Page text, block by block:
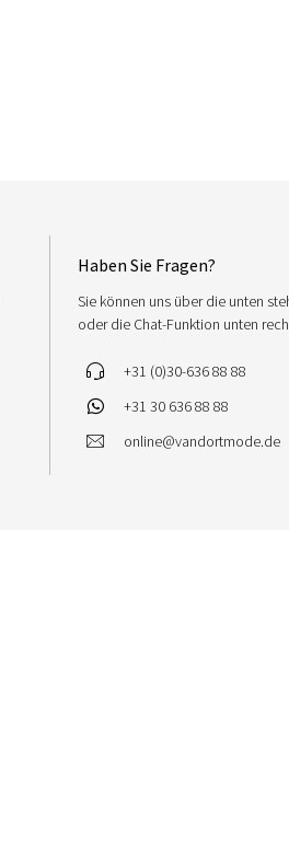
Haben Sie Fragen?
Sie können uns über die unten
oder die Chat-Funktion unten
+31 (0)30-636 88 88
+31 30 636 88 88
online@vandortmode.de